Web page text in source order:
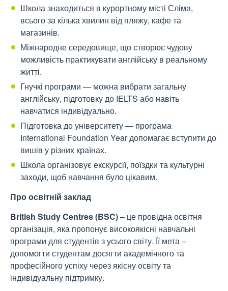
Школа знаходиться в курортному місті Сліма,
всього за кілька хвилин від пляжу, кафе та
магазинів.
Міжнародне середовище, що створює чудову
можливість практикувати англійську в реальному
житті.
Гнучкі програми — можна вибрати загальну
англійську, підготовку до IELTS або навіть
навчатися індивідуально.
Підготовка до університету — програма
International Foundation Year допомагає вступити до
вишів у різних країнах.
Школа організовує екскурсії, поїздки та культурні
заходи, щоб навчання було цікавим.
Про освітній заклад
British Study Centres (BSC)– це провідна освітня
організація, яка пропонує високоякісні навчальні
програми для студентів з усього світу. Її мета –
допомогти студентам досягти академічного та
професійного успіху через якісну освіту та
індивідуальну підтримку.